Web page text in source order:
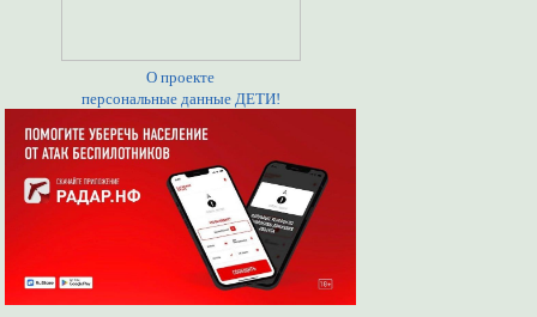
О проекте
персональные данные ДЕТИ!